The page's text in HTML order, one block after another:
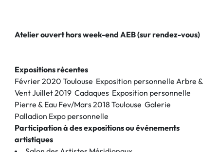
Atelier ouvert hors week-end AEB (sur rendez-vous)
Expositions récentes
Février 2020 Toulouse Exposition personnelle Arbre &
Vent Juillet 2019 Cadaques Exposition personnelle
Pierre & Eau Fev/Mars 2018 Toulouse Galerie
Palladion Expo personnelle
Participation à des expositions ou événements
artistiques